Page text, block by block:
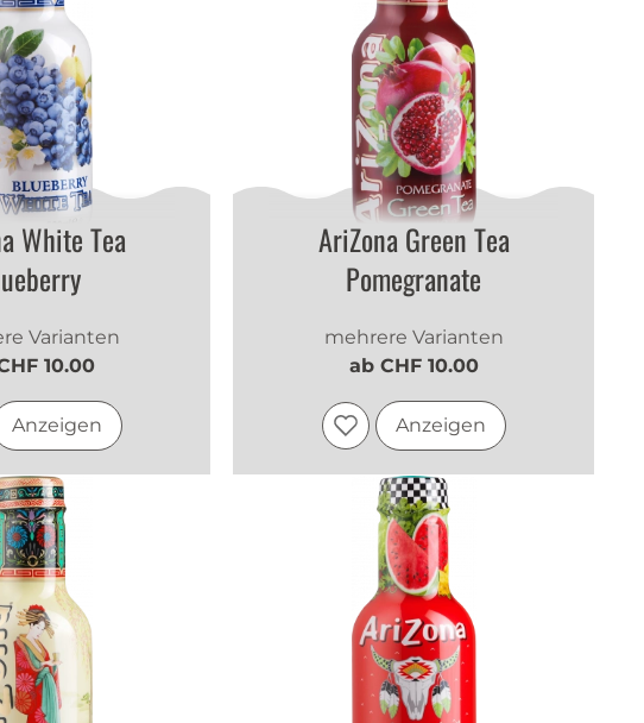
White Tea
Varianten
10.00
Anzeigen
AriZona Green Tea
Pomegranate
mehrere Varianten
ab CHF 10.00
Anzeigen